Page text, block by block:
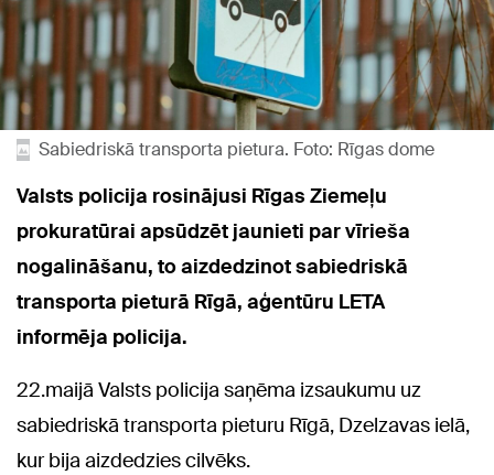
Sabiedriskā transporta pietura. Foto: Rīgas dome
Valsts policija rosinājusi Rīgas Ziemeļu
prokuratūrai apsūdzēt jaunieti par vīrieša
nogalināšanu, to aizdedzinot sabiedriskā
transporta pieturā Rīgā, aģentūru LETA
informēja policija.
22.maijā Valsts policija saņēma izsaukumu uz
sabiedriskā transporta pieturu Rīgā, Dzelzavas ielā,
kur bija aizdedzies cilvēks.